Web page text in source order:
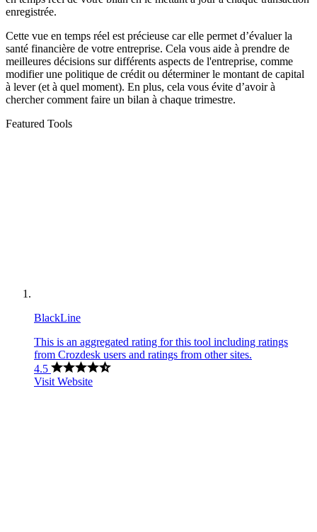
enregistrée.
Cette vue en temps réel est précieuse car elle permet d’évaluer la
santé financière de votre entreprise. Cela vous aide à prendre de
meilleures décisions sur différents aspects de l'entreprise, comme
modifier une politique de crédit ou déterminer le montant de capital
à lever (et à quel moment). En plus, cela vous évite d’avoir à
chercher comment faire un bilan à chaque trimestre.
Featured Tools
BlackLine
This is an aggregated rating for this tool including ratings
from Crozdesk users and ratings from other sites.
4.5
Visit Website